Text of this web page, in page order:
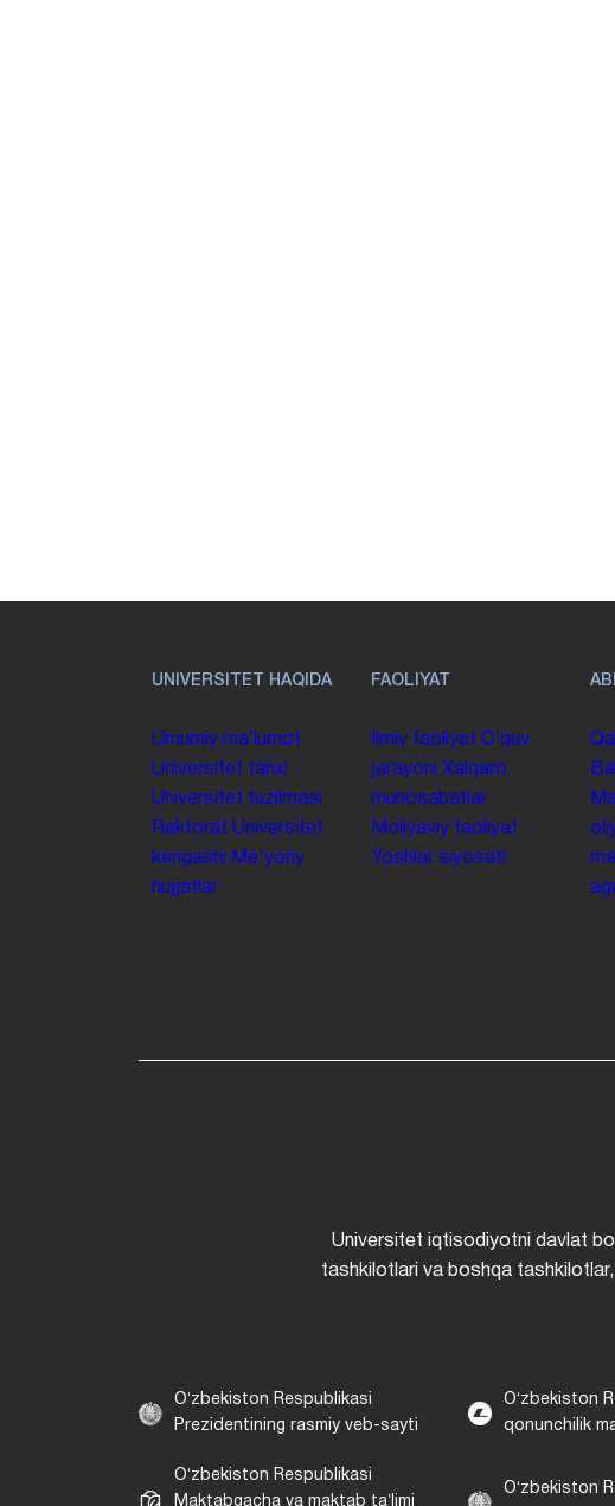
UNIVERSITET HAQIDA
Umumiy maʼlumot
Universitet tarixi
Universitet tuzilmasi
Rektorat Universitet
kengashi
Me'yoriy
hujjatlar
FAOLIYAT
Ilmiy faoliyat Oʻquv
jarayoni Xalqaro
munosabatlar
Moliyaviy faoliyat
Yoshlar siyosati
Universitet iqtisodiyotni davlat
tashkilotlari va boshqa
Oʻzbekiston Respublikasi
Prezidentining rasmiy veb-sayti
Oʻzbekiston
qonunchilik
Oʻzbekiston Respublikasi
Maktabgacha va maktab taʼlimi
Oʻzbekiston